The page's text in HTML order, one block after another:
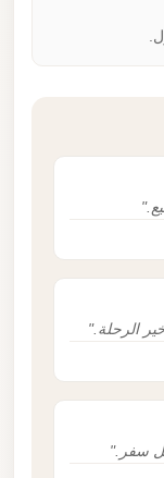
الرحلة."
سفر."